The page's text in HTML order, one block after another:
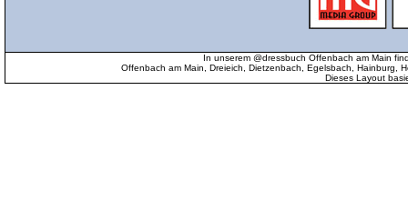
In unserem @dressbuch Offenbach am Main
Offenbach am Main, Dreieich, Dietzenbach, Egelsbach, Hainburg,
Dieses Layout